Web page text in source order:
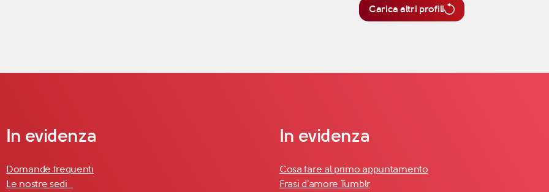
Carica altri profili
In evidenza
Domande frequenti
Le nostre sedi
In evidenza
Cosa fare al primo appuntamento
Frasi d'amore Tumblr